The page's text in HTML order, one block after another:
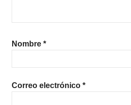
Nombre *
Correo electrónico *